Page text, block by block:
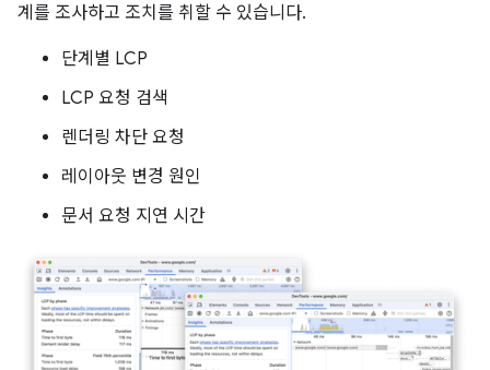
계를 조사하고 조치를 취할 수 있습니다.
단계별 LCP
LCP 요청 검색
렌더링 차단 요청
레이아웃 변경 원인
문서 요청 지연 시간